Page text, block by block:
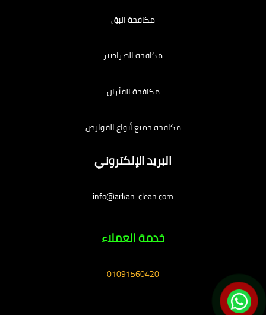
مكافحة البق
مكافحة الصراصير
مكافحة الفئران
مكافحة جميع أنواع القوارض
البريد الإلكتروني
info@arkan-clean.com
خدمة العملاء
01091560420